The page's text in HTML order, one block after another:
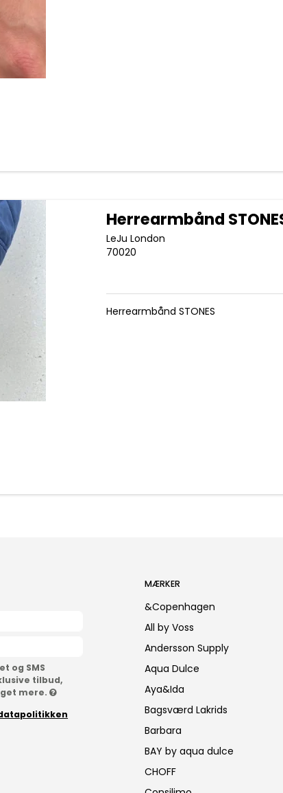
Herrearmbånd
LeJu London
70020
Herrearmbånd STONES
og SMS
tilbud,
mere.
MÆRKER
&Copenhagen
All by Voss
Andersson Supply
Aqua Dulce
Aya&Ida
Bagsværd Lakrids
Barbara
BAY by aqua dulce
CHOFF